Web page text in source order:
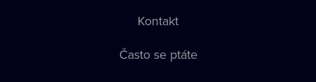
Kontakt
Často se ptáte